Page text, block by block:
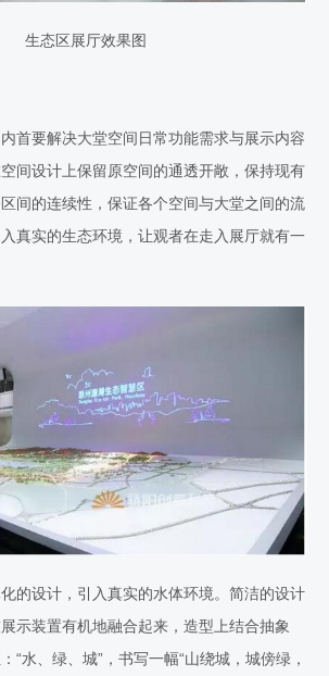
生态区展厅效果图
首要解决大堂空间日常功能需求与展示内容
间设计上保留原空间的通透开敞，保持现有
间的连续性，保证各个空间与大堂之间的流
真实的生态环境，让观者在走入展厅就有一
的设计，引入真实的水体环境。简洁的设计
示装置有机地融合起来，造型上结合抽象
“水、绿、城”，书写一幅“山绕城，城傍绿，